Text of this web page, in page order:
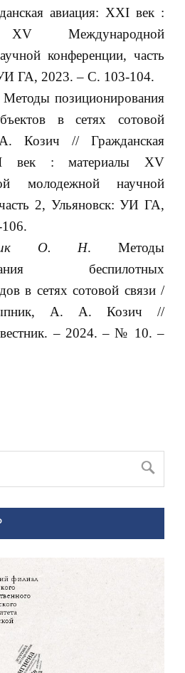
авиация: XXI век :
XV Международной
конференции, часть
ГА, 2023. – С. 103-104.
Методы позиционирования
в сетях сотовой
Козич // Гражданская
век : материалы XV
молодежной научной
2, Ульяновск: УИ ГА,
О. Н. Методы
беспилотных
в сетях сотовой связи /
А. А. Козич //
– 2024. – № 10. –